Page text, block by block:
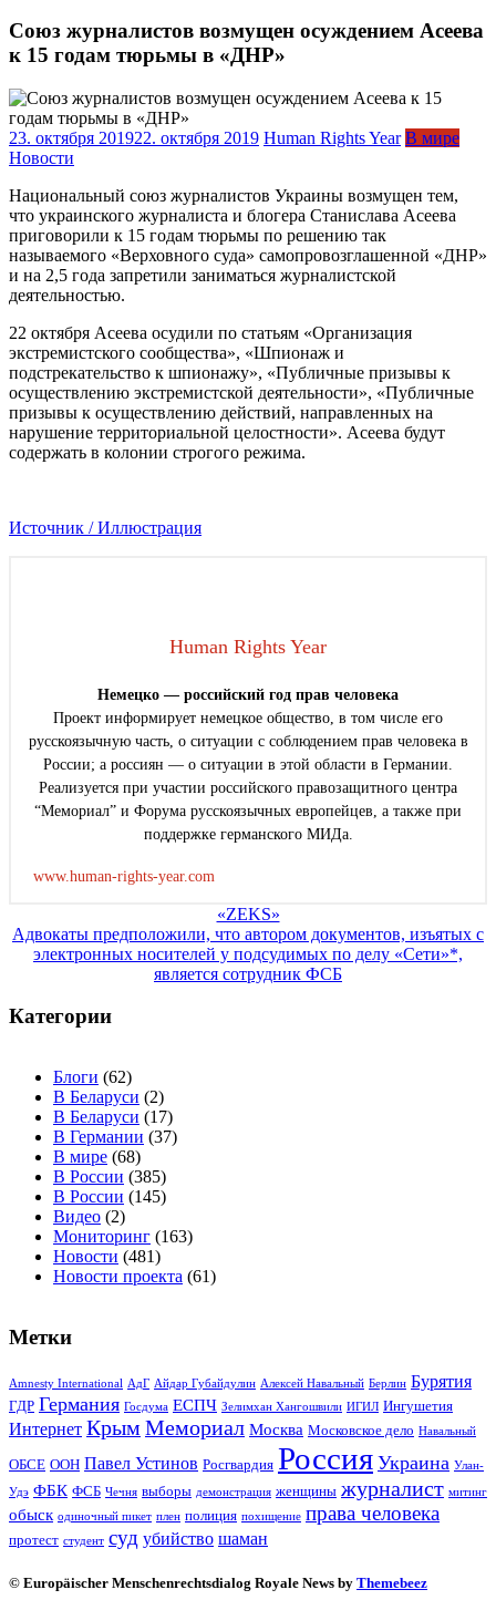
Союз журналистов возмущен осуждением Асеева
к 15 годам тюрьмы в «ДНР»
23. октября 201922. октября 2019 Human Rights Year В мире
Новости
Национальный союз журналистов Украины возмущен тем,
что украинского журналиста и блогера Станислава Асеева
приговорили к 15 годам тюрьмы по решению так
называемого «Верховного суда» самопровозглашенной «ДНР»
и на 2,5 года запретили заниматься журналистской
деятельностью.
22 октября Асеева осудили по статьям «Организация
экстремистского сообщества», «Шпионаж и
подстрекательство к шпионажу», «Публичные призывы к
осуществлению экстремистской деятельности», «Публичные
призывы к осуществлению действий, направленных на
нарушение территориальной целостности». Асеева будут
содержать в колонии строгого режима.
Источник / Иллюстрация
Human Rights Year
Немецко — российский год прав человека
Проект информирует немецкое общество, в том числе его
русскоязычную часть, о ситуации с соблюдением прав человека в
России; а россиян — о ситуации в этой области в Германии.
Реализуется при участии российского правозащитного центра
“Мемориал” и Форума русскоязычных европейцев, а также при
поддержке германского МИДа.
www.human-rights-year.com
по
«ZEKS»
Адвокаты предположили, что автором документов, изъятых с
электронных носителей у подсудимых по делу «Сети»*,
является сотрудник ФСБ
Категории
Блоги (62)
В Беларуси (2)
В Беларуси (17)
В Германии (37)
В мире (68)
В России (385)
В России (145)
Видео (2)
Мониторинг (163)
Новости (481)
Новости проекта (61)
Метки
Amnesty International АдГ Айдар Губайдулин Алексей Навальный Берлин Бурятия
ГДР Германия Госдума ЕСПЧ Зелимхан Хангошвили ИГИЛ Ингушетия
Интернет Крым Мемориал Москва Московское дело Навальный
ОБСЕ ООН Павел Устинов Росгвардия Россия Украина Улан-
Удэ ФБК ФСБ Чечня выборы демонстрация женщины журналист митинг
обыск одиночный пикет плен полиция похищение права человека
протест студент суд убийство шаман
© Europäischer Menschenrechtsdialog Royale News by Themebeez